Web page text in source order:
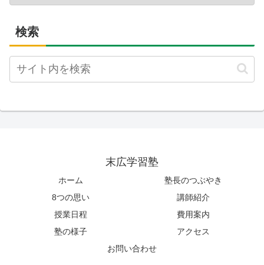
検索
末広学習塾
ホーム
塾長のつぶやき
8つの思い
講師紹介
授業日程
費用案内
塾の様子
アクセス
お問い合わせ